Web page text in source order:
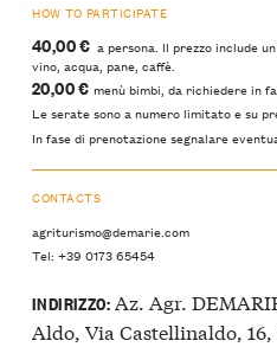
HOW TO PARTICIPATE
40,00 € a persona. Il prezzo include
vino, acqua, pane, caffè.
20,00 € menù bimbi, da richiedere in
Le serate sono a numero limitato e su
In fase di prenotazione segnalare
CONTACTS
agriturismo@demarie.com
Tel: +39 0173 65454
INDIRIZZO:Az. Agr.
Aldo, Via Castellinaldo,